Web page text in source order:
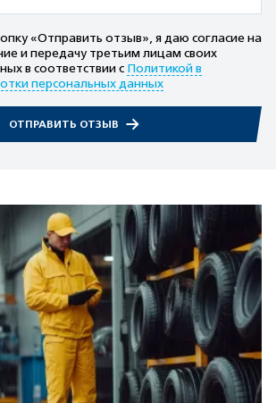
«Отправить отзыв», я даю согласие на
и передачу третьим лицам своих
в соответствии с Политикой в
персональных данных
ОТПРАВИТЬ ОТЗЫВ